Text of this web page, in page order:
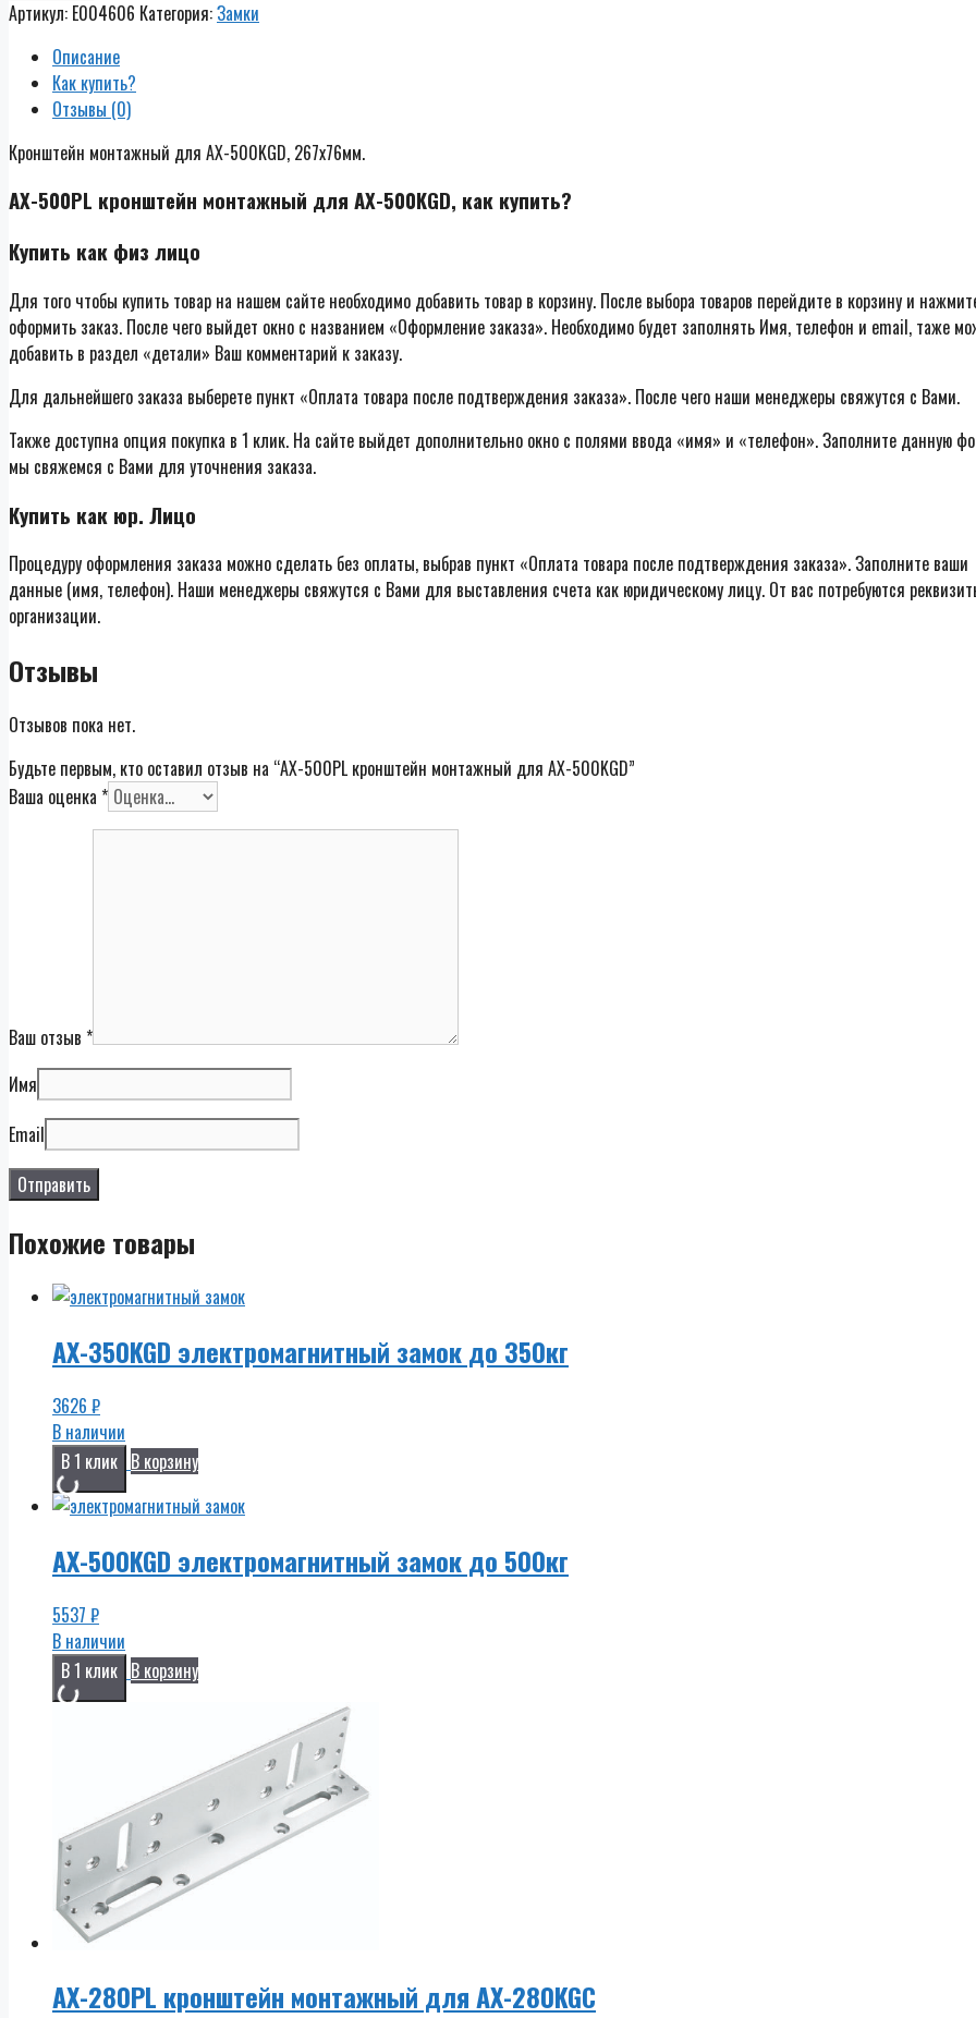
Артикул: E004606 Категория:Замки
Описание
Как купить?
Отзывы (0)
Кронштейн монтажный для AX-500KGD, 267х76мм.
AX-500PL кронштейн монтажный для AX-500KGD, как купить?
Купить как физ лицо
Для того чтобы купить товар на нашем сайте необходимо добавить товар в корзину. После выбора товаров перейдите в корзину и
оформить заказ. После чего выйдет окно с названием «Оформление заказа». Необходимо будет заполнять Имя, телефон и email, таже
добавить в раздел «детали» Ваш комментарий к заказу.
Для дальнейшего заказа выберете пункт «Оплата товара после подтверждения заказа». После чего наши менеджеры свяжутся с Вами.
Также доступна опция покупка в 1 клик. На сайте выйдет дополнительно окно с полями ввода «имя» и «телефон». Заполните данную
мы свяжемся с Вами для уточнения заказа.
Купить как юр. Лицо
Процедуру оформления заказа можно сделать без оплаты, выбрав пункт «Оплата товара после подтверждения заказа». Заполните ваши
данные (имя, телефон). Наши менеджеры свяжутся с Вами для выставления счета как юридическому лицу. От вас потребуются
организации.
Отзывы
Отзывов пока нет.
Будьте первым, кто оставил отзыв на “AX-500PL кронштейн монтажный для AX-500KGD”
Ваша оценка *
Ваш отзыв *
Имя
Email
Похожие товары
AX-350KGD электромагнитный замок до 350кг
3626 ₽
В наличии
В 1 клик В корзину
AX-500KGD электромагнитный замок до 500кг
5537 ₽
В наличии
В 1 клик В корзину
AX-280PL кронштейн монтажный для AX-280KGC